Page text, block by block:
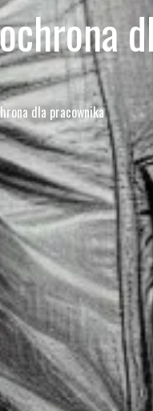
dla pracownika